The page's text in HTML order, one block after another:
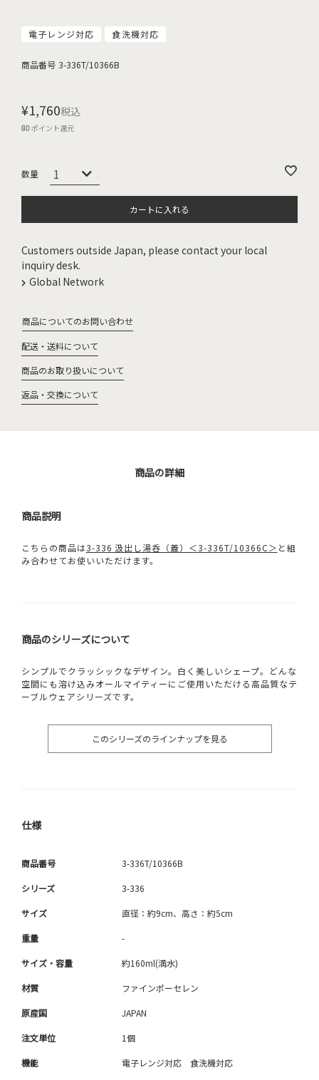
電子レンジ対応 食洗機対応
商品番号 3-336T/10366B
¥1,760税込
80ポイント還元
カートに入れる
Customers outside Japan, please contact your local
inquiry desk.
Global Network
商品についてのお問い合わせ
配送・送料について
商品のお取り扱いについて
返品・交換について
商品の詳細
商品説明
こちらの商品は3-336 汲出し湯呑（蓋）＜3-336T/10366C＞ と組
み合わせてお使いいただけます。
商品のシリーズについて
シンプルでクラッシックなデザイン。白く美しいシェープ。どんな
空間にも溶け込みオールマイティーにご使用いただける高品質なテ
ーブルウェアシリーズです。
このシリーズのラインナップを見る
仕様
商品番号 3-336T/10366B
シリーズ 3-336
サイズ 直径：約9cm、高さ：約5cm
重量 -
サイズ・容量 約160ml(満水)
材質 ファインポーセレン
原産国 JAPAN
注文単位 1個
機能 電子レンジ対応 食洗機対応